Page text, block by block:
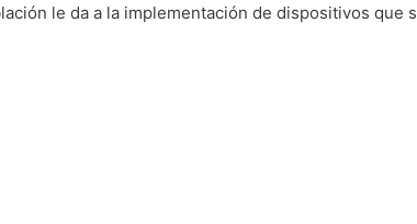
le da a la implementación de dispositivos que